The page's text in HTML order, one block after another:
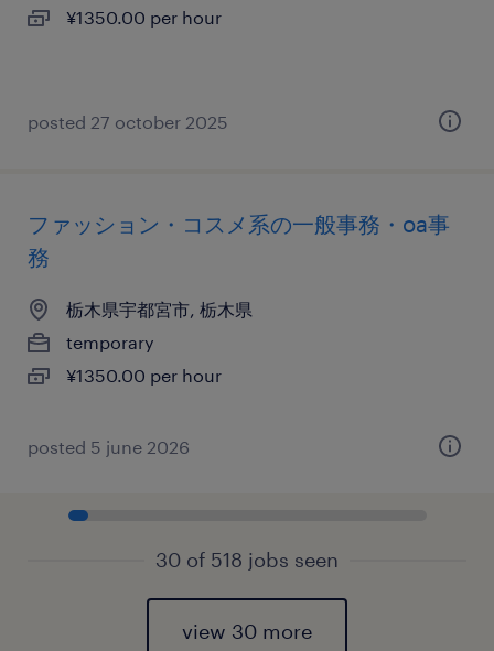
¥1350.00 per hour
posted 27 october 2025
ファッション・コスメ系の一般事務・oa事
務
栃木県宇都宮市, 栃木県
temporary
¥1350.00 per hour
posted 5 june 2026
30 of 518 jobs seen
view 30 more